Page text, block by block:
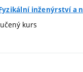
inženýrství a
kurs